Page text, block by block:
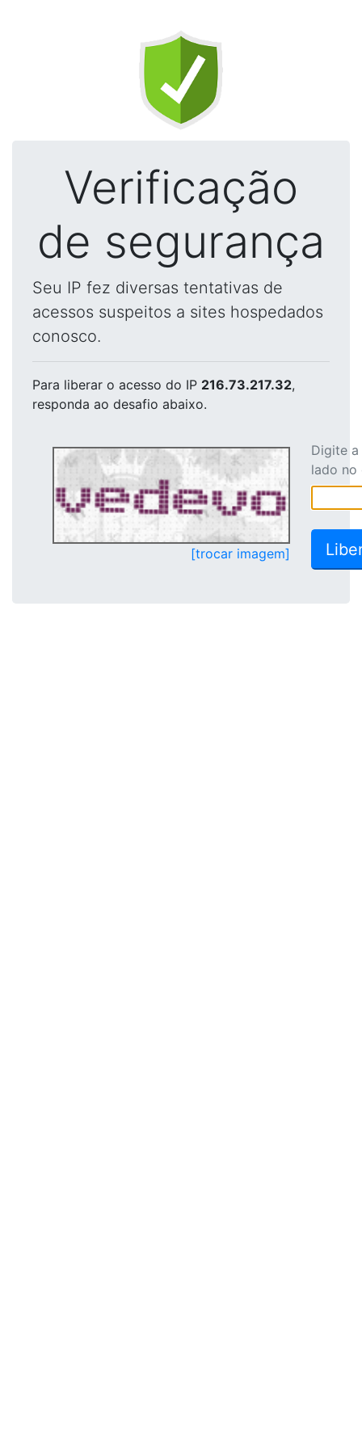
Verificação
de segurança
Seu IP fez diversas tentativas de
acessos suspeitos a sites hospedados
conosco.
Para liberar o acesso do IP 216.73.217.32,
responda ao desafio abaixo.
[trocar imagem]
Digite
lado no